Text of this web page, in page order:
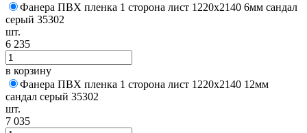
Фанера ПВХ пленка 1 сторона лист 1220х2140 6мм сандал
серый 35302
шт.
6 235
в корзину
Фанера ПВХ пленка 1 сторона лист 1220х2140 12мм
сандал серый 35302
шт.
7 035